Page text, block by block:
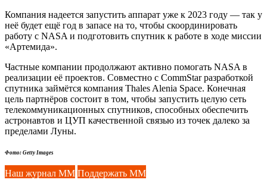
Компания надеется запустить аппарат уже к 2023 году — так у
неё будет ещё год в запасе на то, чтобы скоординировать
работу с NASA и подготовить спутник к работе в ходе миссии
«Артемида».
Частные компании продолжают активно помогать NASA в
реализации её проектов. Совместно с CommStar разработкой
спутника займётся компания Thales Alenia Space. Конечная
цель партнёров состоит в том, чтобы запустить целую сеть
телекоммуникационных спутников, способных обеспечить
астронавтов и ЦУП качественной связью из точек далеко за
пределами Луны.
Фото: Getty Images
Наш журнал ММ Поддержать ММ